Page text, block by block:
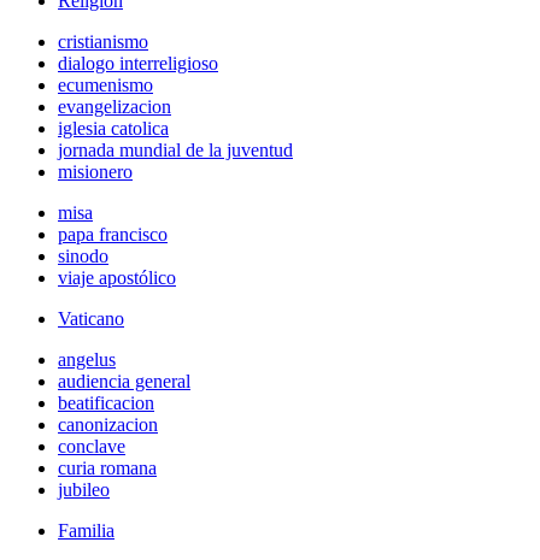
cristianismo
dialogo interreligioso
ecumenismo
evangelizacion
iglesia catolica
jornada mundial de la juventud
misionero
misa
papa francisco
sinodo
viaje apostólico
Vaticano
angelus
audiencia general
beatificacion
canonizacion
conclave
curia romana
jubileo
Familia